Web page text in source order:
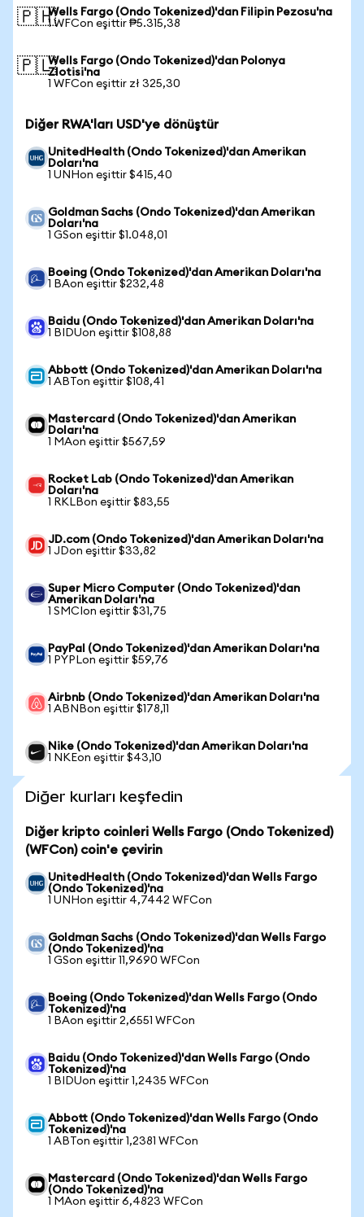
🇵🇭Wells Fargo (Ondo Tokenized)'dan Filipin Pezosu'na
1 WFCon eşittir ₱5.315,38
🇵🇱Wells Fargo (Ondo Tokenized)'dan Polonya
Zlotisi'na
1 WFCon eşittir zł 325,30
Diğer RWA'ları USD'ye dönüştür
UnitedHealth (Ondo Tokenized)'dan Amerikan
Doları'na
1 UNHon eşittir $415,40
Goldman Sachs (Ondo Tokenized)'dan Amerikan
Doları'na
1 GSon eşittir $1.048,01
Boeing (Ondo Tokenized)'dan Amerikan Doları'na
1 BAon eşittir $232,48
Baidu (Ondo Tokenized)'dan Amerikan Doları'na
1 BIDUon eşittir $108,88
Abbott (Ondo Tokenized)'dan Amerikan Doları'na
1 ABTon eşittir $108,41
Mastercard (Ondo Tokenized)'dan Amerikan
Doları'na
1 MAon eşittir $567,59
Rocket Lab (Ondo Tokenized)'dan Amerikan
Doları'na
1 RKLBon eşittir $83,55
JD.com (Ondo Tokenized)'dan Amerikan Doları'na
1 JDon eşittir $33,82
Super Micro Computer (Ondo Tokenized)'dan
Amerikan Doları'na
1 SMCIon eşittir $31,75
PayPal (Ondo Tokenized)'dan Amerikan Doları'na
1 PYPLon eşittir $59,76
Airbnb (Ondo Tokenized)'dan Amerikan Doları'na
1 ABNBon eşittir $178,11
Nike (Ondo Tokenized)'dan Amerikan Doları'na
1 NKEon eşittir $43,10
Diğer kurları keşfedin
Diğer kripto coinleri Wells Fargo (Ondo Tokenized)
(WFCon) coin'e çevirin
UnitedHealth (Ondo Tokenized)'dan Wells Fargo
(Ondo Tokenized)'na
1 UNHon eşittir 4,7442 WFCon
Goldman Sachs (Ondo Tokenized)'dan Wells Fargo
(Ondo Tokenized)'na
1 GSon eşittir 11,9690 WFCon
Boeing (Ondo Tokenized)'dan Wells Fargo (Ondo
Tokenized)'na
1 BAon eşittir 2,6551 WFCon
Baidu (Ondo Tokenized)'dan Wells Fargo (Ondo
Tokenized)'na
1 BIDUon eşittir 1,2435 WFCon
Abbott (Ondo Tokenized)'dan Wells Fargo (Ondo
Tokenized)'na
1 ABTon eşittir 1,2381 WFCon
Mastercard (Ondo Tokenized)'dan Wells Fargo
(Ondo Tokenized)'na
1 MAon eşittir 6,4823 WFCon